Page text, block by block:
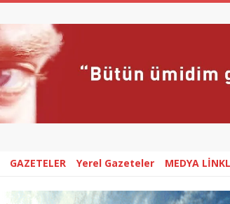
GAZETELER Yerel Gazeteler MEDYA